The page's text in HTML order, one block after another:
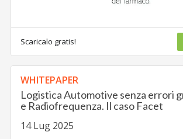
Scaricalo gratis!
WHITEPAPER
Logistica Automotive senza errori
e Radiofrequenza. Il caso Facet
14 Lug 2025